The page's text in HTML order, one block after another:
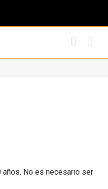
No es necesario ser